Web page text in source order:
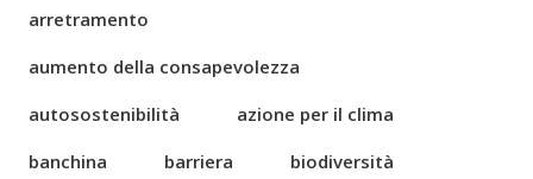
arretramento
aumento della consapevolezza
autosostenibilità
azione per il clima
banchina
barriera
biodiversità